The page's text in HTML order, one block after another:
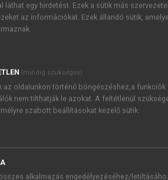
JELSZÓ
Kérek értesítést a MeRSZ
Kérek értesítést az
láthat egy hirdetést. Ezek a sütik más
az információkat. Ezek állandó sütik,
(mindig szükséges)
az oldalunkon történő böngészéshez,a funkciók
nem tilthatják le azokat. A feltétlenül
szabott beállításokat kezelő sütik.
alkalmazás engedélyezéséhez/